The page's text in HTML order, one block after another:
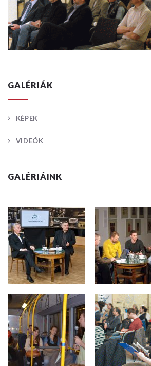
GALÉRIÁK
KÉPEK
VIDEÓK
GALÉRIÁINK